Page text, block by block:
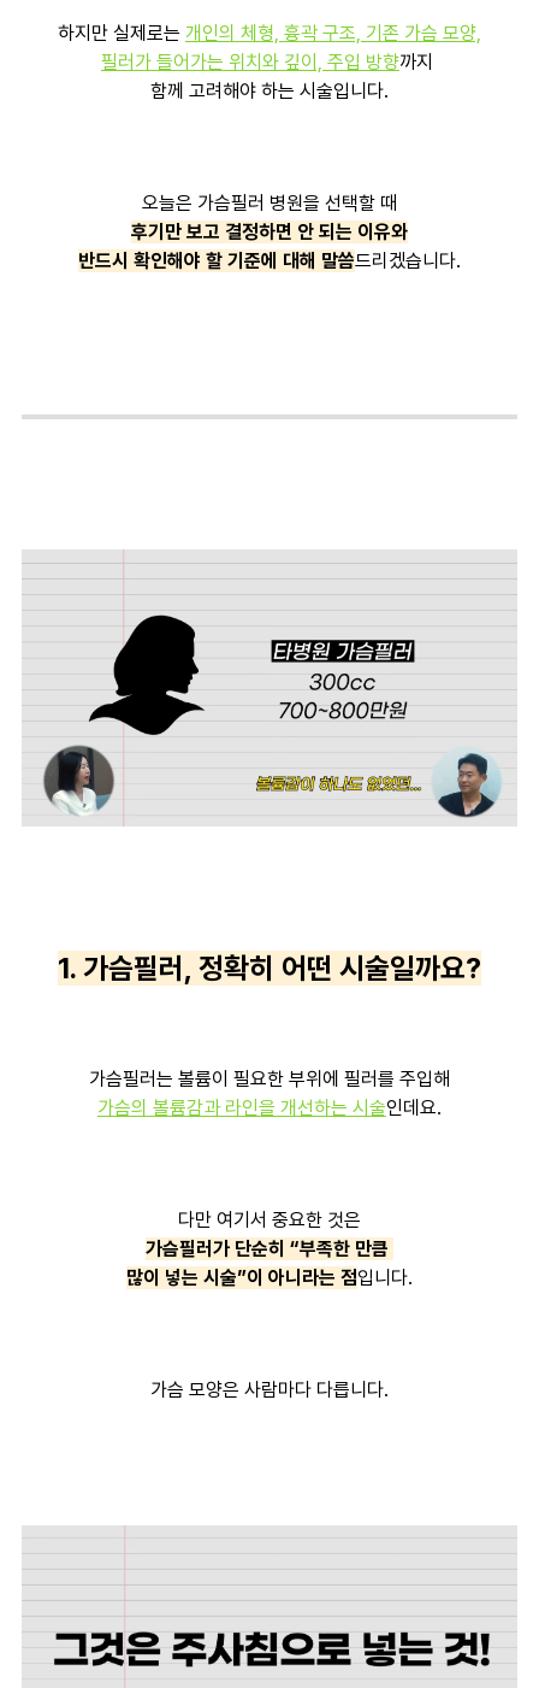
하지만 실제로는 개인의 체형, 흉곽 구조, 기존 가슴 모양,
필러가 들어가는 위치와 깊이, 주입 방향까지
함께 고려해야 하는 시술입니다.
오늘은 가슴필러 병원을 선택할 때
후기만 보고 결정하면 안 되는 이유와
반드시 확인해야 할 기준에 대해 말씀드리겠습니다.
1. 가슴필러, 정확히 어떤 시술일까요?
가슴필러는 볼륨이 필요한 부위에 필러를 주입해
가슴의 볼륨감과 라인을 개선하는 시술인데요.
다만 여기서 중요한 것은
가슴필러가 단순히 “부족한 만큼
많이 넣는 시술”이 아니라는 점입니다.
가슴 모양은 사람마다 다릅니다.